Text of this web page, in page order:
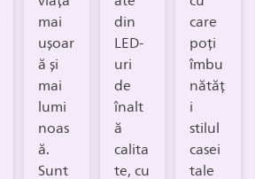
mai
ușoar
ă și
mai
lumi
noas
ă.
Sunt
din
LED-
uri
de
înalt
ă
calita
te, cu
care
poți
îmbu
nătăț
i
stilul
casei
tale